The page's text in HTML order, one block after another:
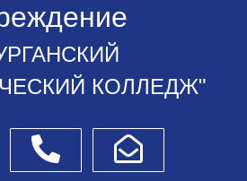
КОЛЛЕДЖ"
ТелефоныНаписать обращение